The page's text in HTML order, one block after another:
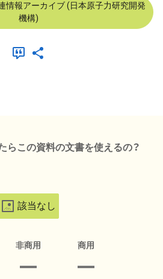
情報アーカイブ (日本原子力研究開発
機構)
らこの資料の文書を使えるの？
該当なし
非商用 商用